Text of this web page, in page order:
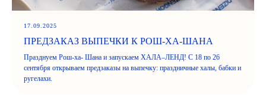
17.09.2025
ПРЕДЗАКАЗ ВЫПЕЧКИ К РОШ-ХА-ШАНА
Празднуем Рош-ха- Шана и запускаем ХАЛА–ЛЕНД! С 18 по 26
сентября открываем предзаказы на выпечку: праздничные халы, бабки и
ругелахи.